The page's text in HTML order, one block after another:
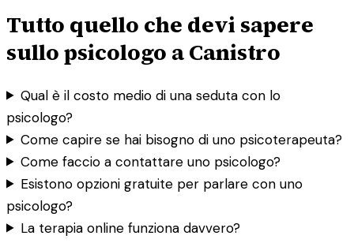
Tutto quello che devi sapere
sullo psicologo a Canistro
Qual è il costo medio di una seduta con lo
psicologo?
Come capire se hai bisogno di uno psicoterapeuta?
Come faccio a contattare uno psicologo?
Esistono opzioni gratuite per parlare con uno
psicologo?
La terapia online funziona davvero?